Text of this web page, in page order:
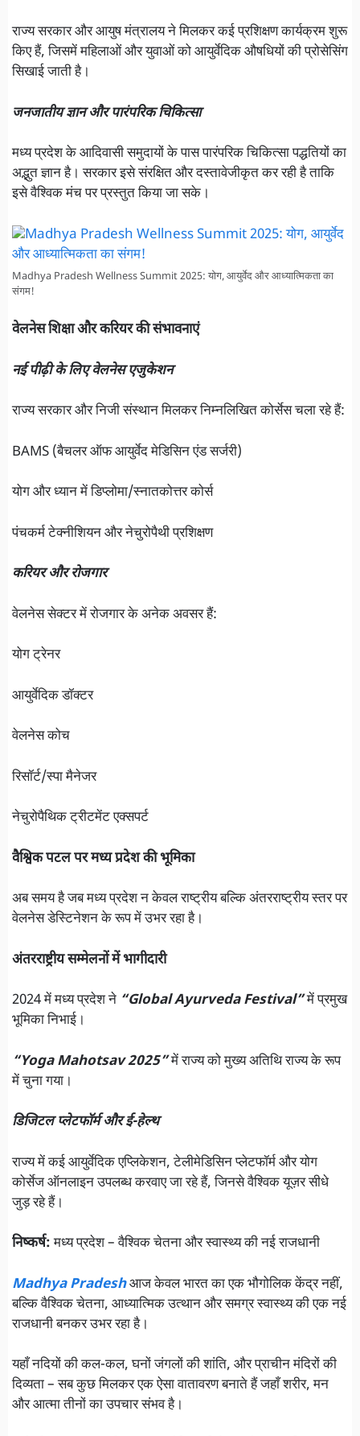
राज्य सरकार और आयुष मंत्रालय ने मिलकर कई प्रशिक्षण कार्यक्रम शुरू
किए हैं, जिसमें महिलाओं और युवाओं को आयुर्वेदिक औषधियों की प्रोसेसिंग
सिखाई जाती है।
जनजातीय ज्ञान और पारंपरिक चिकित्सा
मध्य प्रदेश के आदिवासी समुदायों के पास पारंपरिक चिकित्सा पद्धतियों का
अद्भुत ज्ञान है। सरकार इसे संरक्षित और दस्तावेजीकृत कर रही है ताकि
इसे वैश्विक मंच पर प्रस्तुत किया जा सके।
Madhya Pradesh Wellness Summit 2025: योग, आयुर्वेद और आध्यात्मिकता का
संगम!
वेलनेस शिक्षा और करियर की संभावनाएं
नई पीढ़ी के लिए वेलनेस एजुकेशन
राज्य सरकार और निजी संस्थान मिलकर निम्नलिखित कोर्सेस चला रहे हैं:
BAMS (बैचलर ऑफ आयुर्वेद मेडिसिन एंड सर्जरी)
योग और ध्यान में डिप्लोमा/स्नातकोत्तर कोर्स
पंचकर्म टेक्नीशियन और नेचुरोपैथी प्रशिक्षण
करियर और रोजगार
वेलनेस सेक्टर में रोजगार के अनेक अवसर हैं:
योग ट्रेनर
आयुर्वेदिक डॉक्टर
वेलनेस कोच
रिसॉर्ट/स्पा मैनेजर
नेचुरोपैथिक ट्रीटमेंट एक्सपर्ट
वैश्विक पटल पर मध्य प्रदेश की भूमिका
अब समय है जब मध्य प्रदेश न केवल राष्ट्रीय बल्कि अंतरराष्ट्रीय स्तर पर
वेलनेस डेस्टिनेशन के रूप में उभर रहा है।
अंतरराष्ट्रीय सम्मेलनों में भागीदारी
2024 में मध्य प्रदेश ने “Global Ayurveda Festival”में प्रमुख
भूमिका निभाई।
“Yoga Mahotsav 2025”में राज्य को मुख्य अतिथि राज्य के रूप
में चुना गया।
डिजिटल प्लेटफॉर्म और ई-हेल्थ
राज्य में कई आयुर्वेदिक एप्लिकेशन, टेलीमेडिसिन प्लेटफॉर्म और योग
कोर्सेज ऑनलाइन उपलब्ध करवाए जा रहे हैं, जिनसे वैश्विक यूज़र सीधे
जुड़ रहे हैं।
निष्कर्ष:मध्य प्रदेश – वैश्विक चेतना और स्वास्थ्य की नई राजधानी
Madhya Pradeshआज केवल भारत का एक भौगोलिक केंद्र नहीं,
बल्कि वैश्विक चेतना, आध्यात्मिक उत्थान और समग्र स्वास्थ्य की एक नई
राजधानी बनकर उभर रहा है।
यहाँ नदियों की कल-कल, घनों जंगलों की शांति, और प्राचीन मंदिरों की
दिव्यता – सब कुछ मिलकर एक ऐसा वातावरण बनाते हैं जहाँ शरीर, मन
और आत्मा तीनों का उपचार संभव है।